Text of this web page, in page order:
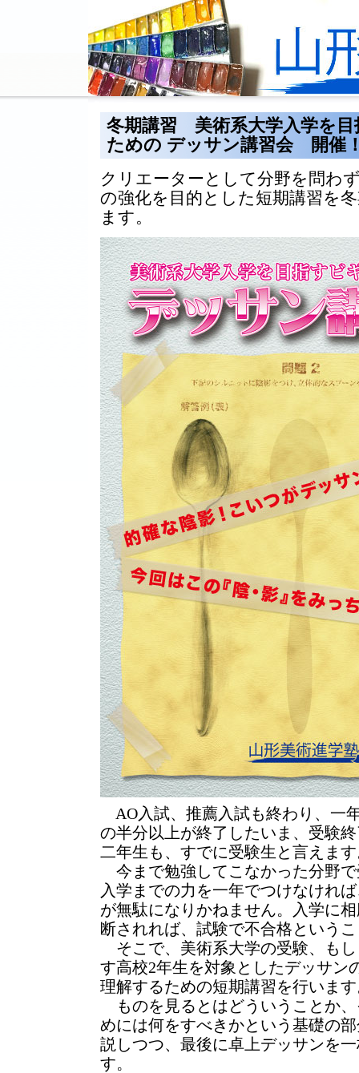
冬期講習 美術系大学入学を目
ための デッサン講習会 開催
クリエーターとして分野を問わ
の強化を目的とした短期講習を
ます。
AO入試、推薦入試も終わり、一
の半分以上が終了したいま、受験
二年生も、すでに受験生と言えま
今まで勉強してこなかった分野
入学までの力を一年でつけなけれ
が無駄になりかねません。入学に
断されれば、試験で不合格という
そこで、美術系大学の受験、も
す高校2年生を対象としたデッサン
理解するための短期講習を行いま
ものを見るとはどういうことか
めには何をすべきかという基礎の
説しつつ、最後に卓上デッサンを
す。